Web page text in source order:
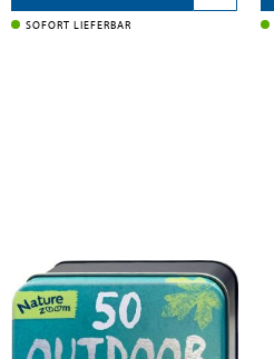
SOFORT LIEFERBAR